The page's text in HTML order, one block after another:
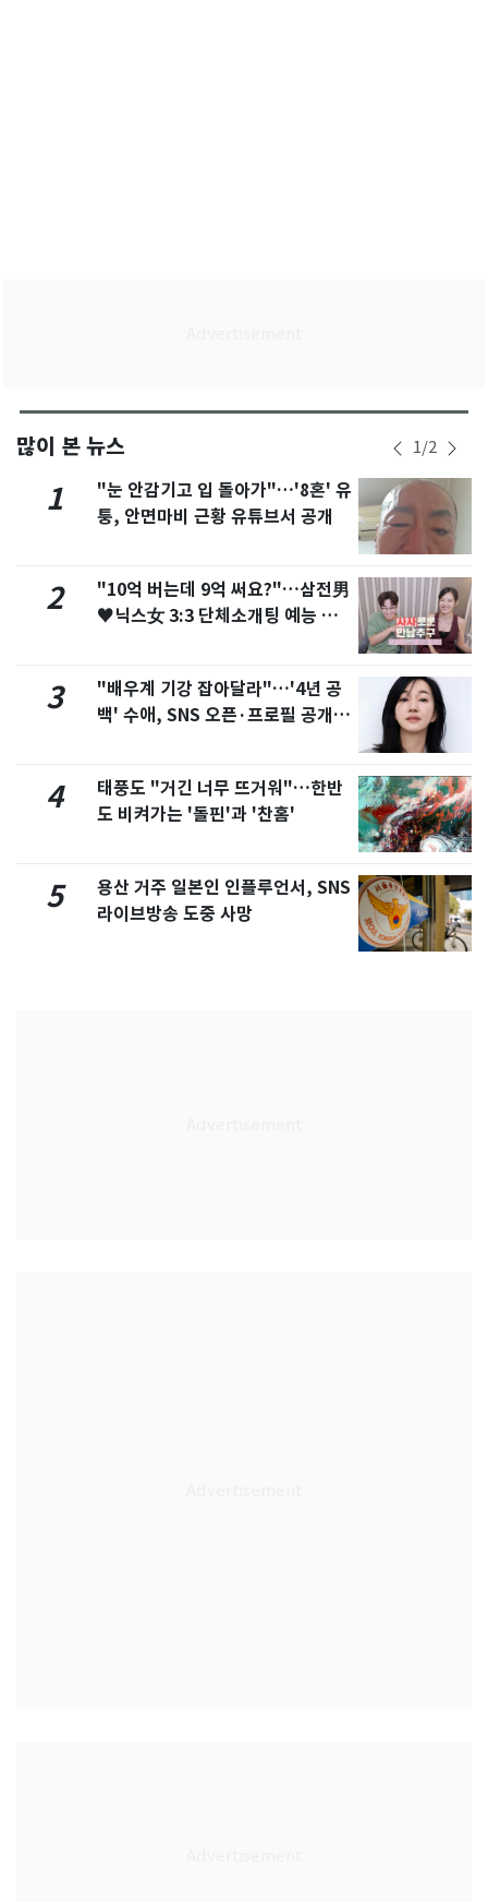
많이 본 뉴스 1/2
1
"눈 안감기고 입 돌아가"…'8혼' 유
퉁, 안면마비 근황 유튜브서 공개
2
"10억 버는데 9억 써요?"…삼전男
♥닉스女 3:3 단체소개팅 예능 화
3
"배우계 기강 잡아달라"…'4년 공
백' 수애, SNS 오픈·프로필 공개
4
태풍도 "거긴 너무 뜨거워"…한반
도 비켜가는 '돌핀'과 '찬홈'
5
용산 거주 일본인 인플루언서, SNS
라이브방송 도중 사망